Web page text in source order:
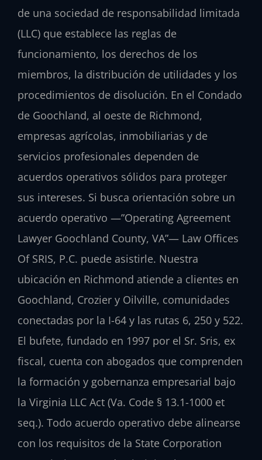
de una sociedad de responsabilidad limitada
(LLC) que establece las reglas de
funcionamiento, los derechos de los
miembros, la distribución de utilidades y los
procedimientos de disolución. En el Condado
de Goochland, al oeste de Richmond,
empresas agrícolas, inmobiliarias y de
servicios profesionales dependen de
acuerdos operativos sólidos para proteger
sus intereses. Si busca orientación sobre un
acuerdo operativo —”Operating Agreement
Lawyer Goochland County, VA”— Law Offices
Of SRIS, P.C. puede asistirle. Nuestra
ubicación en Richmond atiende a clientes en
Goochland, Crozier y Oilville, comunidades
conectadas por la I-64 y las rutas 6, 250 y 522.
El bufete, fundado en 1997 por el Sr. Sris, ex
fiscal, cuenta con abogados que comprenden
la formación y gobernanza empresarial bajo
la Virginia LLC Act (Va. Code § 13.1-1000 et
seq.). Todo acuerdo operativo debe alinearse
con los requisitos de la State Corporation